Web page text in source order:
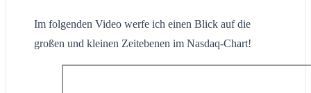
Im folgenden Video werfe ich einen Blick auf die
großen und kleinen Zeitebenen im Nasdaq-Chart!